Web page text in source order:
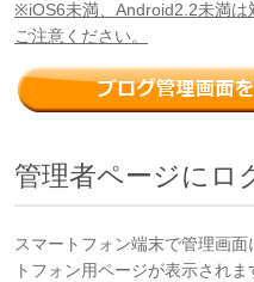
※iOS6未満、Android2.2未満は
ご注意ください。
管理者ページにロ
スマートフォン端末で管理画
トフォン用ページが表示されま